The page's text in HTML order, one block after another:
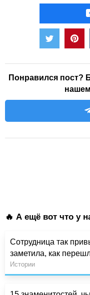
Понравился пост?
🔥 А ещё вот что у
Сотрудница так
заметила, как
Истории